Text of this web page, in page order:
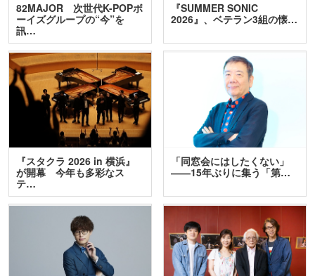
82MAJOR 次世代K-POPボ
ーイズグループの“今”を
訊…
『SUMMER SONIC
2026』、ベテラン3組の懐…
『スタクラ 2026 in 横浜』
が開幕 今年も多彩なス
テ…
「同窓会にはしたくない」
――15年ぶりに集う「第…